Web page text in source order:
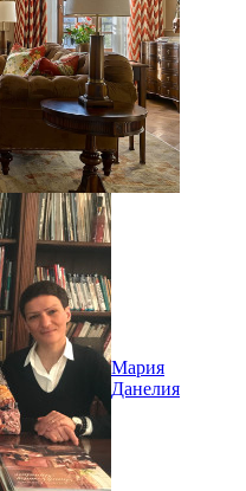
Мария
Данелия